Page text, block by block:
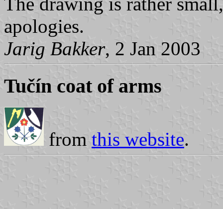
apologies.
Jarig Bakker, 2 Jan 2003
Tučín coat of arms
from this website.